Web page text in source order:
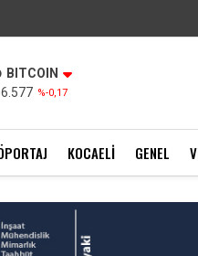
BITCOIN
%-0,17
KOCAELI GENEL